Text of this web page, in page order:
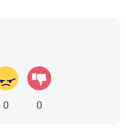
0 0